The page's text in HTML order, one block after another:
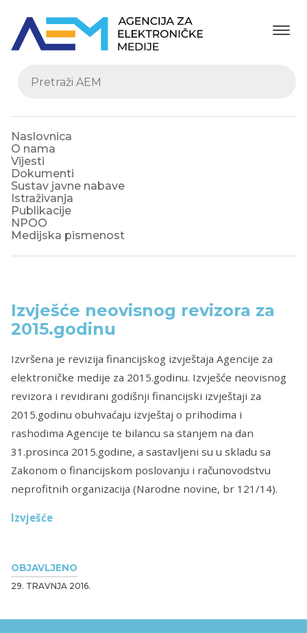
Naslovnica
O nama
Vijesti
Dokumenti
Sustav javne nabave
Istraživanja
Publikacije
NPOO
Medijska pismenost
OBJAVLJENO
29. TRAVNJA 2016.
Izvješće neovisnog revizora za
2015.godinu
Izvršena je revizija financijskog izvještaja Agencije za
elektroničke medije za 2015.godinu. Izvješće neovisnog
revizora i revidirani godišnji financijski izvještaji za
2015.godinu obuhvaćaju izvještaj o prihodima i
rashodima Agencije te bilancu sa stanjem na dan
31.prosinca 2015.godine, a sastavljeni su u skladu sa
Zakonom o financijskom poslovanju i računovodstvu
neprofitnih organizacija (Narodne novine, br 121/14).
Izvješće